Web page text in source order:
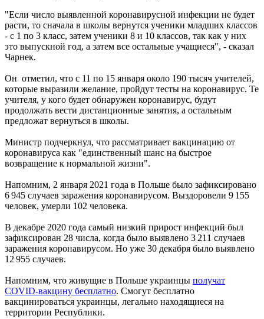
"Если число выявленной коронавирусной инфекции не будет
расти, то сначала в школы вернутся ученики младших классов
- с 1 по 3 класс, затем ученики 8 и 10 классов, так как у них
это выпускной год, а затем все остальные учащиеся", - сказал
Чарнек.
Он отметил, что с 11 по 15 января около 190 тысяч учителей,
которые выразили желание, пройдут тесты на коронавирус. Те
учителя, у кого будет обнаружен коронавирус, будут
продолжать вести дистанционные занятия, а остальным
предложат вернуться в школы.
Министр подчеркнул, что рассматривает вакцинацию от
коронавируса как "единственный шанс на быстрое
возвращение к нормальной жизни".
Напомним, 2 января 2021 года в Польше было зафиксировано
6 945 случаев заражения коронавирусом. Выздоровели 9 155
человек, умерли 102 человека.
В декабре 2020 года самый низкий прирост инфекций был
зафиксирован 28 числа, когда было выявлено 3 211 случаев
заражения коронавирусом. Но уже 30 декабря было выявлено
12 955 случаев.
Напомним, что живущие в Польше украинцы получат
COVID-вакцину бесплатно. Смогут бесплатно
вакцинироваться украинцы, легально находящиеся на
территории Республики.